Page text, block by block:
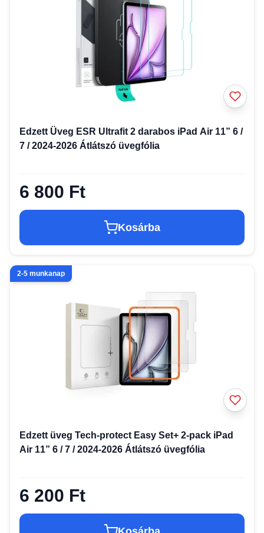
Edzett Üveg ESR Ultrafit 2 darabos iPad Air 11” 6 /
7 / 2024-2026 Átlátszó üvegfólia
6 800 Ft
Kosárba
2-5 munkanap
Edzett üveg Tech-protect Easy Set+ 2-pack iPad
Air 11” 6 / 7 / 2024-2026 Átlátszó üvegfólia
6 200 Ft